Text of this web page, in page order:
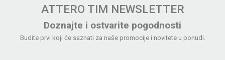
ATTERO TIM NEWSLETTER
Doznajte i ostvarite pogodnosti
Budite prvi koji će saznati za naše promocije i novitete u ponudi.